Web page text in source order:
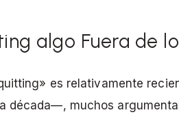
algo Fuera de
es relativamente
década—, muchos